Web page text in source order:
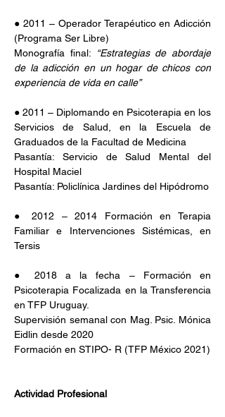
● 2011 – Operador Terapéutico en Adicción
(Programa Ser Libre)
Monografía final:
“Estrategias de abordaje
de la adicción en un hogar de chicos con
experiencia de vida en calle”
● 2011 – Diplomando en Psicoterapia en los
Servicios de Salud, en la Escuela de
Graduados de la Facultad de Medicina
Pasantía: Servicio de Salud Mental del
Hospital Maciel
Pasantía: Policlínica Jardines del Hipódromo
● 2012 – 2014 Formación en Terapia
Familiar e Intervenciones Sistémicas, en
Tersis
● 2018 a la fecha – Formación en
Psicoterapia Focalizada en la Transferencia
en TFP Uruguay.
Supervisión semanal con Mag. Psic. Mónica
Eidlin desde 2020
Formación en STIPO- R (TFP México 2021)
Actividad Profesional